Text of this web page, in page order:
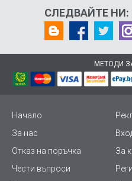
СЛЕДВАЙТЕ НИ:
МЕТОДИ
Начало
За нас
Отказ на поръчка
За
Чести въпроси